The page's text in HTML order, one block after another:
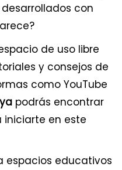
con
de uso libre
y consejos de
como YouTube
podrás encontrar
en este
espacios educativos